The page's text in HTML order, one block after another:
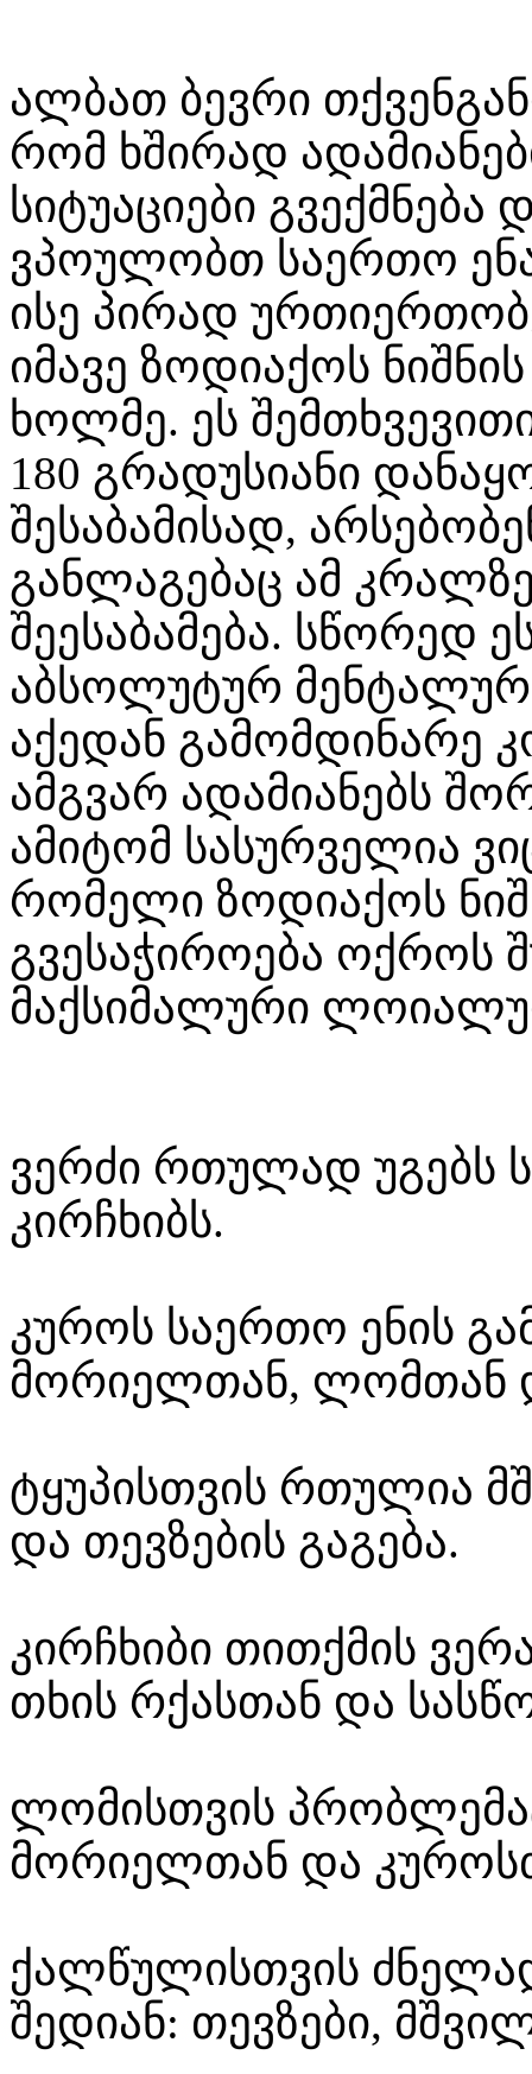
ალბათ ბევრი
რომ ხშირად
სიტუაციები
ვპოულობთ საერთო
ისე პირად
იმავე ზოდიაქოს
ხოლმე. ეს
180 გრადუსიანი
შესაბამისად,
განლაგებაც ამ
შეესაბამება. სწორედ
აბსოლუტურ მენტალურ
აქედან გამომდინარე
ამგვარ ადამიანებს
ამიტომ სასურველია
რომელი ზოდიაქოს
გვესაჭიროება ოქროს
მაქსიმალური
ვერძი რთულად უგებს
კირჩხიბს.
კუროს საერთო ენის
მორიელთან, ლომთან
ტყუპისთვის რთულია
და თევზების გაგება.
კირჩხიბი თითქმის
თხის რქასთან და
ლომისთვის
მორიელთან და
ქალწულისთვის
შედიან: თევზები,